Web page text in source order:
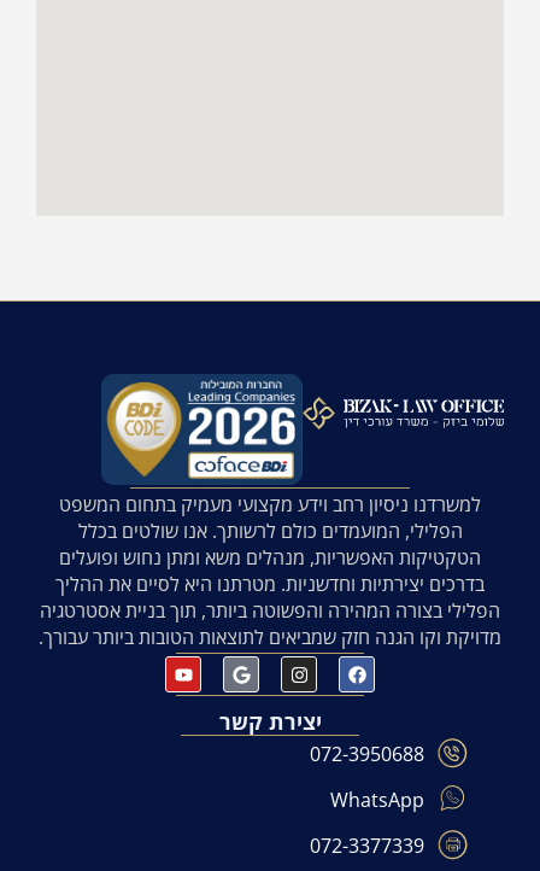
למשרדנו ניסיון רחב וידע מקצועי מעמיק בתחום המשפט
הפלילי, המועמדים כולם לרשותך. אנו שולטים בכלל
הטקטיקות האפשריות, מנהלים משא ומתן נחוש ופועלים
בדרכים יצירתיות וחדשניות. מטרתנו היא לסיים את ההליך
הפלילי בצורה המהירה והפשוטה ביותר, תוך בניית אסטרטגיה
מדויקת וקו הגנה חזק שמביאים לתוצאות הטובות ביותר עבורך.
יצירת קשר
072-3950688
WhatsApp
072-3377339